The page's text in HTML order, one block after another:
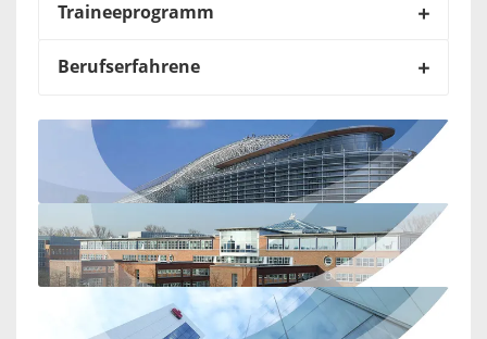
Traineeprogramm
Berufserfahrene